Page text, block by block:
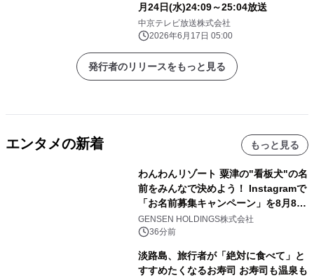
月24日(水)24:09～25:04放送
中京テレビ放送株式会社
2026年6月17日 05:00
発行者のリリースをもっと見る
エンタメの新着 もっと見る
わんわんリゾート 粟津の"看板犬"の名
前をみんなで決めよう！ Instagramで
「お名前募集キャンペーン」を8月8日
(土)より開催
GENSEN HOLDINGS株式会社
36分前
淡路島、旅行者が「絶対に食べて」と
すすめたくなるお寿司 お寿司も温泉も